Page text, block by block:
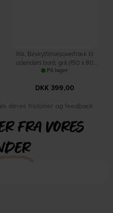
Iria, Beskyttelsesovertræk til
udendørs bord, grå (150 x 80
cm.) by Kave Home
På lager
DKK399,00
deres historier og feedback
FRA VORES